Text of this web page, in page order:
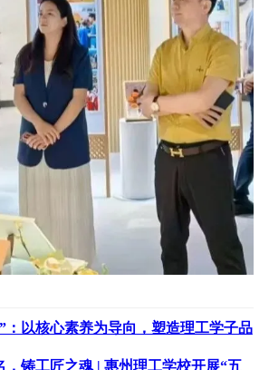
：以核心素养为导向，塑造理工学子品
，铸工匠之魂 | 惠州理工学校开展“五